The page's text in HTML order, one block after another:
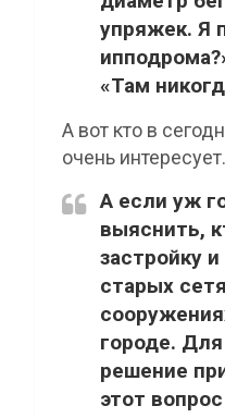
упряжек. Я
«Там
А вот кто в
очень интересует.
А если уж
выяснить,
застройку
старых
городе.
решение
этот